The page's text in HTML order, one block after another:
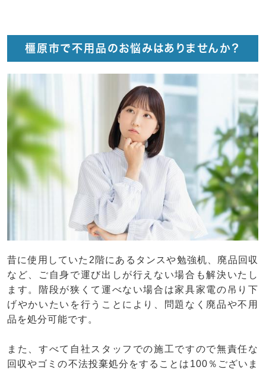
橿原市で不用品のお悩みはありませんか？
昔に使用していた2階にあるタンスや勉強机、廃品回収
など、ご自身で運び出しが行えない場合も解決いたし
ます。階段が狭くて運べない場合は家具家電の吊り下
げやかいたいを行うことにより、問題なく廃品や不用
品を処分可能です。
また、すべて自社スタッフでの施工ですので無責任な
回収やゴミの不法投棄処分をすることは100％ございま